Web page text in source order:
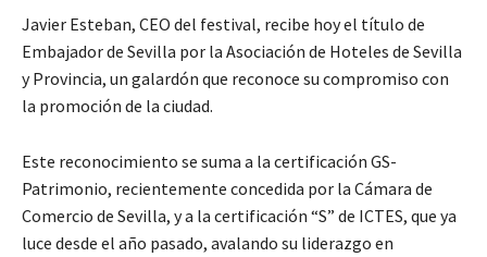
Javier Esteban, CEO del festival, recibe hoy el título de
Embajador de Sevilla por la Asociación de Hoteles de Sevilla
y Provincia, un galardón que reconoce su compromiso con
la promoción de la ciudad.
Este reconocimiento se suma a la certificación GS-
Patrimonio, recientemente concedida por la Cámara de
Comercio de Sevilla, y a la certificación “S” de ICTES, que ya
luce desde el año pasado, avalando su liderazgo en